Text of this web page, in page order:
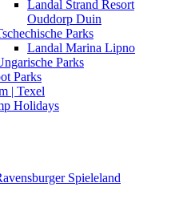
Landal Strand Resort
Ouddorp Duin
Parks
Landal Marina Lipno
Parks
Parks
| Texel
Holidays
Spieleland